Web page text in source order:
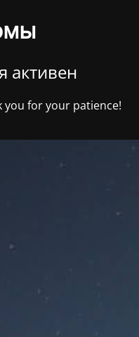
активен
you for your patience!